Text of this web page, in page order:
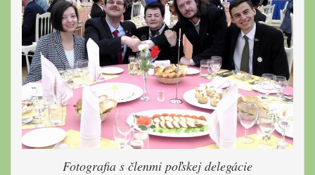
Fotografia s členmi poľskej delegácie